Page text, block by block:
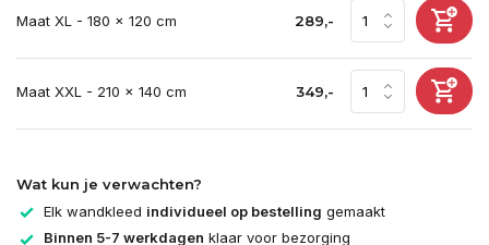
Maat XL - 180 x 120 cm 289,-
Maat XXL - 210 x 140 cm 349,-
Wat kun je verwachten?
Elk wandkleed individueel op bestelling gemaakt
Binnen 5-7 werkdagen klaar voor bezorging